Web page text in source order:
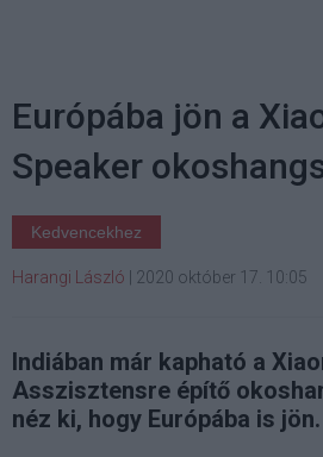
Európába jön a
Speaker
Kedvencekhez
Harangi László 2020 október 17. 10:05
Indiában már kapható a
Asszisztensre építő
néz ki, hogy Európába is jön.